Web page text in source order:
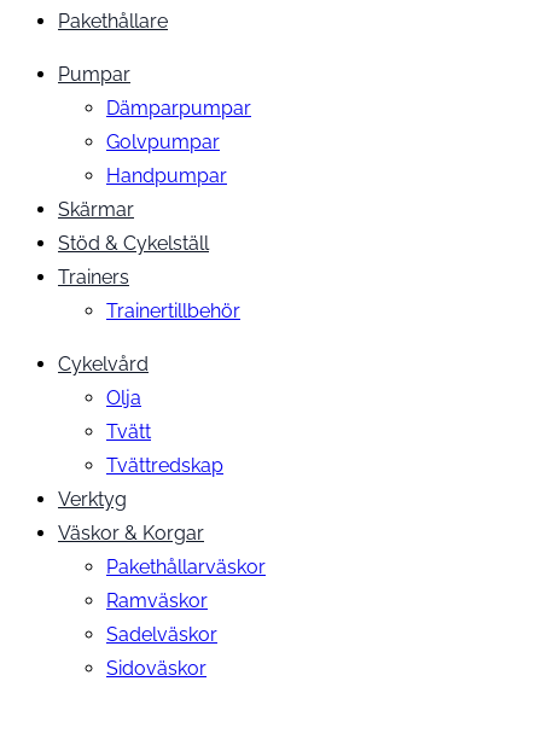
Pakethållare
Pumpar
Dämparpumpar
Golvpumpar
Handpumpar
Skärmar
Stöd & Cykelställ
Trainers
Trainertillbehör
Cykelvård
Olja
Tvätt
Tvättredskap
Verktyg
Väskor & Korgar
Pakethållarväskor
Ramväskor
Sadelväskor
Sidoväskor